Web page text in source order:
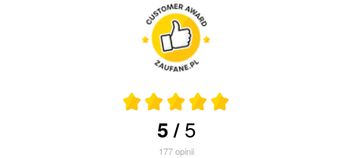
5/5
177opinii